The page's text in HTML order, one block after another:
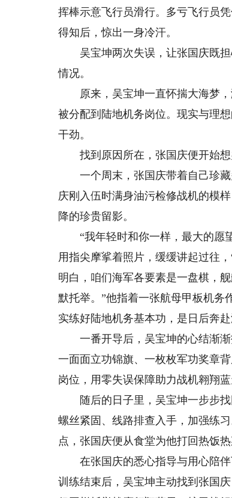
挥棒示意飞行员滑行。多亏飞行员
得知后，惊出一身冷汗。
吴宝坤两次失误，让张国庆既担
情况。
原来，吴宝坤一直怀揣大海梦，
被分配到陆地机务岗位。现实与理
干劲。
找到原因所在，张国庆便开始想
一个周末，张国庆带着自己珍藏
庆刚入伍时满身油污检修战机的模
降的珍贵留影。
“我年轻时和你一样，最大的愿望
用指尖摩挲着照片，缓缓讲起过往
明白，咱们海军各要素是一盘棋，
默托举。”他指着一张航母甲板机务
实练好陆地机务基本功，是日后奔赴
一番开导后，吴宝坤的心结渐渐
一面面立功锦旗、一枚枚军功奖章
岗位，用零失误保障助力战机翱翔
随后的日子里，吴宝坤一步步找
螺丝紧固、线路排查入手，加强练
点，张国庆便从食堂为他打回热饭热
在张国庆的悉心指导与用心陪伴
训练结束后，吴宝坤主动找到张国